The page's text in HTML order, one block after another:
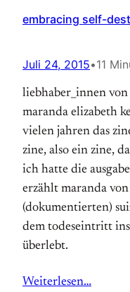
embracing self-
Juli 24, 2015•11
liebhaber_innen
maranda elizabeth
vielen jahren das
zine, also ein zine,
ich hatte die
erzählt maranda
(dokumentierten)
dem todeseintritt
überlebt.
Weiterlesen…